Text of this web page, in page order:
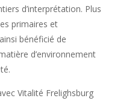
d’interprétation. Plus
primaires et
bénéficié de
d’environnement
Vitalité Frelighsburg